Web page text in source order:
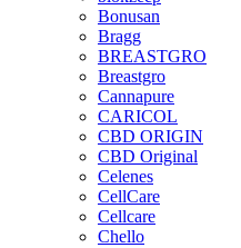
Bonusan
Bragg
BREASTGRO
Breastgro
Cannapure
CARICOL
CBD ORIGIN
CBD Original
Celenes
CellCare
Cellcare
Chello